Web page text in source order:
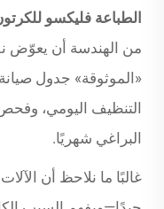
الطباعة فليكسو
من الهندسة أن يعوّض
التنظيف اليومي،
البراغي شهريًا.
غالبًا ما نلاحظ أن